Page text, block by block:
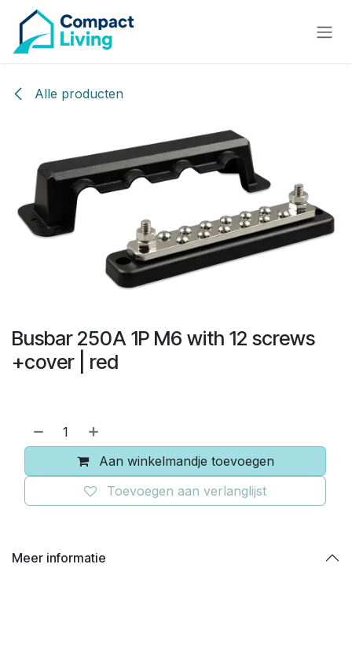
Alle producten
Busbar 250A 1P M6 with 12 screws
+cover | red
Aan winkelmandje toevoegen
Toevoegen aan verlanglijst
Meer informatie